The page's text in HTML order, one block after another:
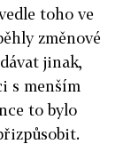
toho ve
změnové
jinak,
s menším
to bylo